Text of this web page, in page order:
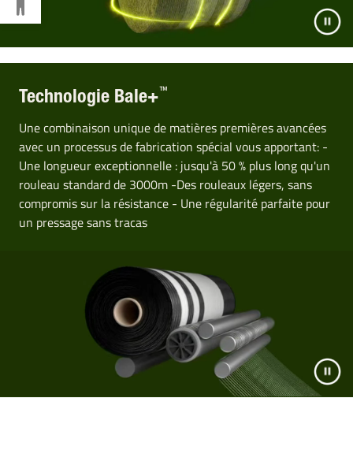
Technologie Bale+™
Une combinaison unique de matières premières avancées
avec un processus de fabrication spécial vous apportant: -
Une longueur exceptionnelle : jusqu'à 50 % plus long qu'un
rouleau standard de 3000m -Des rouleaux légers, sans
compromis sur la résistance - Une régularité parfaite pour
un pressage sans tracas